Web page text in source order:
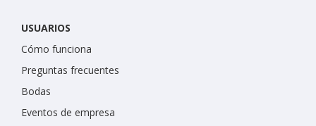
USUARIOS
Cómo funciona
Preguntas frecuentes
Bodas
Eventos de empresa